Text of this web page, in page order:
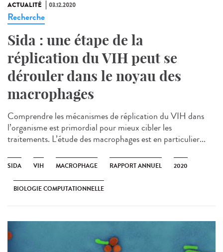
ACTUALITÉ 03.12.2020
Recherche
Sida : une étape de la
réplication du VIH peut se
dérouler dans le noyau des
macrophages
Comprendre les mécanismes de réplication du VIH dans
l’organisme est primordial pour mieux cibler les
traitements. L’étude des macrophages est en particulier...
SIDA VIH MACROPHAGE RAPPORT ANNUEL 2020
BIOLOGIE COMPUTATIONNELLE